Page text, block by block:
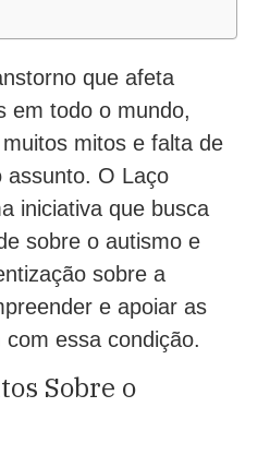
que afeta
em todo o mundo,
mitos e falta de
assunto. O Laço
iniciativa que busca
sobre o autismo e
sobre a
e apoiar as
essa condição.
Sobre o